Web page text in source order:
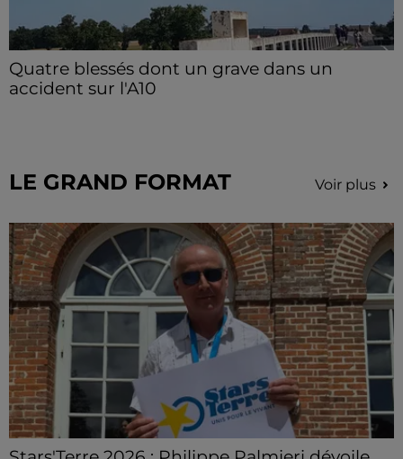
Quatre blessés dont un grave dans un
accident sur l'A10
LE GRAND FORMAT Voir plus